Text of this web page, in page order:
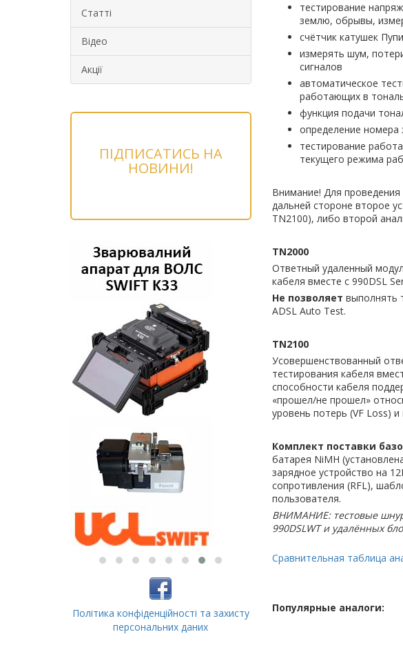
Статті
Відео
Акції
ПІДПИСАТИСЬ НА
НОВИНИ!
Політика конфіденційності та захисту
персональних даних
тестирование
землю, обрывы,
счётчик катушек
измерять шум,
сигналов
автоматическое
работающих в
функция подачи
определение
тестирование
текущего режима
Внимание! Для проведения
дальней стороне второе
TN2100), либо второй
TN2000
Ответный удаленный
кабеля вместе с 990DSL
Не позволяет выполнять
ADSL Auto Test.
TN2100
Усовершенствованный
тестирования кабеля
способности кабеля
«прошел/не прошел»
уровень потерь (VF Loss)
Комплект поставки
батарея NiMH
зарядное устройство на
сопротивления (RFL),
пользователя.
ВНИМАНИЕ: тестовые
990DSLWT и удалённых
Сравнительная таблица
Популярные аналоги: